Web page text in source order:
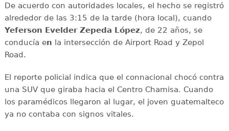
De acuerdo con autoridades locales, el hecho se registró
alrededor de las 3:15 de la tarde (hora local), cuando
Yeferson Evelder Zepeda López, de 22 años, se
conducía en la intersección de Airport Road y Zepol
Road.
El reporte policial indica que el connacional chocó contra
una SUV que giraba hacia el Centro Chamisa. Cuando
los paramédicos llegaron al lugar, el joven guatemalteco
ya no contaba con signos vitales.